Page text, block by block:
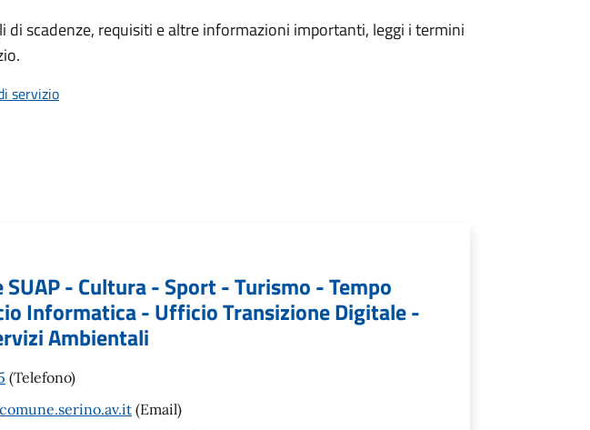
di scadenze, requisiti e altre informazioni importanti, leggi i termini
servizio
SUAP - Cultura - Sport - Turismo - Tempo
Informatica - Ufficio Transizione Digitale -
Ambientali
(Telefono)
(Email)